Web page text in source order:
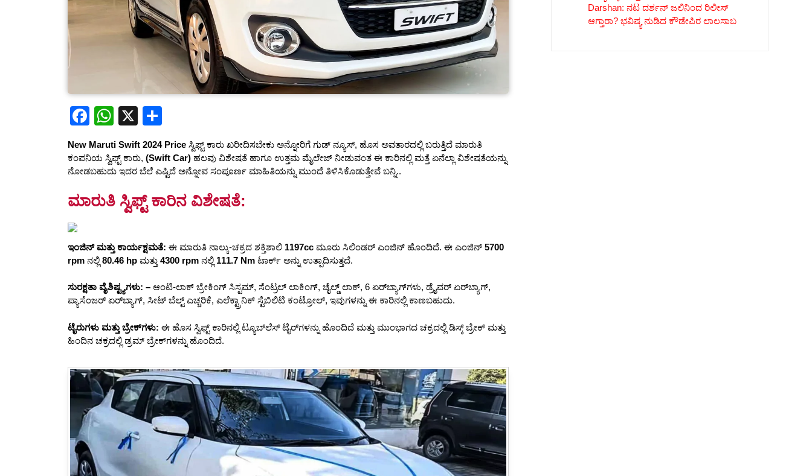
F
a
c
e
b
o
k
W
h
at
s
A
p
X
h
ar
e
New Maruti Swift 2024 Price ಸ್ವಿಫ್ಟ್ ಕಾರು ಖರೀದಿಸಬೇಕು ಅನ್ನೋರಿಗೆ ಗುಡ್ ನ್ಯೂಸ್, ಹೊಸ ಅವತಾರದಲ್ಲಿ ಬರುತ್ತಿದೆ ಮಾರುತಿ
ಕಂಪನಿಯ ಸ್ವಿಫ್ಟ್ ಕಾರು, (Swift Car) ಹಲವು ವಿಶೇಷತೆ ಹಾಗೂ ಉತ್ತಮ ಮೈಲೇಜ್ ನೀಡುವಂತ ಈ ಕಾರಿನಲ್ಲಿ ಮತ್ತೆ ಏನೆಲ್ಲಾ ವಿಶೇಷತೆಯನ್ನು
ನೋಡಬಹುದು ಇದರ ಬೆಲೆ ಎಷ್ಟಿದೆ ಅನ್ನೋವ ಸಂಪೂರ್ಣ ಮಾಹಿತಿಯನ್ನು ಮುಂದೆ ತಿಳಿಸಿಕೊಡುತ್ತೇವೆ ಬನ್ನಿ..
ಮಾರುತಿ ಸ್ವಿಫ್ಟ್ ಕಾರಿನ ವಿಶೇಷತೆ:
ಇಂಜಿನ್ ಮತ್ತು ಕಾರ್ಯಕ್ಷಮತೆ: ಈ ಮಾರುತಿ ನಾಲ್ಕು-ಚಕ್ರದ ಶಕ್ತಿಶಾಲಿ 1197cc ಮೂರು ಸಿಲಿಂಡರ್ ಎಂಜಿನ್ ಹೊಂದಿದೆ. ಈ ಎಂಜಿನ್ 5700
rpm ನಲ್ಲಿ 80.46 hp ಮತ್ತು 4300 rpm ನಲ್ಲಿ 111.7 Nm ಟಾರ್ಕ್ ಅನ್ನು ಉತ್ಪಾದಿಸುತ್ತದೆ.
ಸುರಕ್ಷತಾ ವೈಶಿಷ್ಟ್ಯಗಳು: – ಆಂಟಿ-ಲಾಕ್ ಬ್ರೇಕಿಂಗ್ ಸಿಸ್ಟಮ್, ಸೆಂಟ್ರಲ್ ಲಾಕಿಂಗ್, ಚೈಲ್ಡ್ ಲಾಕ್, 6 ಏರ್‌ಬ್ಯಾಗ್‌ಗಳು, ಡ್ರೈವರ್ ಏರ್‌ಬ್ಯಾಗ್,
ಪ್ಯಾಸೆಂಜರ್ ಏರ್‌ಬ್ಯಾಗ್, ಸೀಟ್ ಬೆಲ್ಟ್ ಎಚ್ಚರಿಕೆ, ಎಲೆಕ್ಟ್ರಾನಿಕ್ ಸ್ಟೆಬಿಲಿಟಿ ಕಂಟ್ರೋಲ್, ಇವುಗಳನ್ನು ಈ ಕಾರಿನಲ್ಲಿ ಕಾಣಬಹುದು.
ಟೈರುಗಳು ಮತ್ತು ಬ್ರೇಕ್‌ಗಳು: ಈ ಹೊಸ ಸ್ವಿಫ್ಟ್ ಕಾರಿನಲ್ಲಿ ಟ್ಯೂಬ್‌ಲೆಸ್ ಟೈರ್‌ಗಳನ್ನು ಹೊಂದಿದೆ ಮತ್ತು ಮುಂಭಾಗದ ಚಕ್ರದಲ್ಲಿ ಡಿಸ್ಕ್ ಬ್ರೇಕ್ ಮತ್ತು
ಹಿಂದಿನ ಚಕ್ರದಲ್ಲಿ ಡ್ರಮ್ ಬ್ರೇಕ್‌ಗಳನ್ನು ಹೊಂದಿದೆ.
Darshan: ನಟ ದರ್ಶನ್ ಜಲಿನಿಂದ ರಿಲೀಸ್
ಆಗ್ತಾರಾ? ಭವಿಷ್ಯ ನುಡಿದ ಕೌಡೇಪಿರ ಲಾಲಸಾಬ